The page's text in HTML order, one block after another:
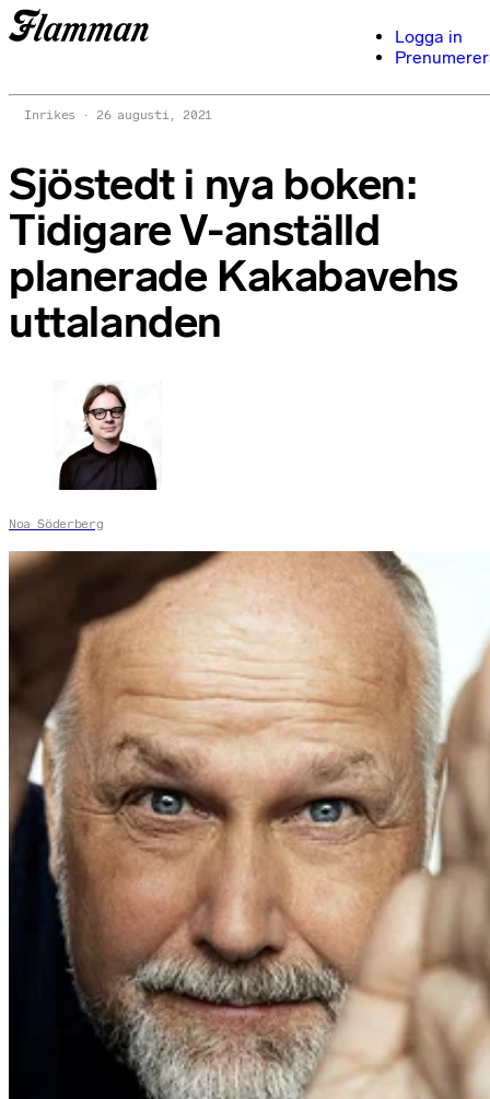
Logga in
Inrikes 26 augusti, 2021
Sjöstedt i nya boken:
Tidigare V-anställd
planerade Kakabavehs
uttalanden
Noa Söderberg